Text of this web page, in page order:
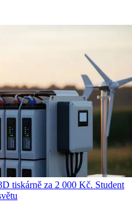
tiskárně za 2 000 Kč. Student